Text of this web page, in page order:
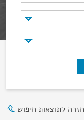
חזרה לתוצאות חיפוש